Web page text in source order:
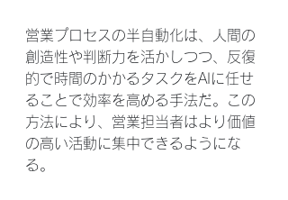
営業プロセスの半自動化は、人間の
創造性や判断力を活かしつつ、反復
的で時間のかかるタスクをAIに任せ
ることで効率を高める手法だ。この
方法により、営業担当者はより価値
の高い活動に集中できるようにな
る。